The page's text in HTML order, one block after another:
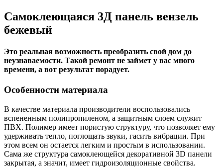
Самоклеющаяся 3Д панель вензель
бежевый
Это реальная возможность преобразить свой дом до
неузнаваемости. Такой ремонт не займет у вас много
времени, а вот результат порадует.
Особенности материала
В качестве материала производители воспользовались
вспененным полипропиленом, а защитным слоем служит
ПВХ. Полимер имеет пористую структуру, что позволяет ему
удерживать тепло, поглощать звуки, гасить вибрации. При
этом всем он остается легким и простым в использовании.
Сама же структура самоклеющейся декоративной 3D панели
закрытая, а значит, имеет гидроизоляционные свойства.